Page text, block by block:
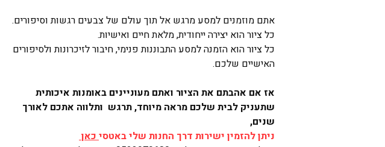
אתם מוזמנים למסע מרגש אל תוך עולם של צבעים רגשות וסיפורים.
כל ציור הוא יצירה ייחודית, מלאת חיים ואישיות.
כל ציור הוא הזמנה למסע התבוננות פנימי, חיבור לזיכרונות ולסיפורים
האישיים שלכם.
אז אם אהבתם את הציור ואתם מעוניינים באומנות איכותית
שתעניק לבית שלכם מראה מיוחד, תרגש  ותלווה אתכם לאורך
שנים,
ניתן להזמין ישירות דרך החנות שלי באטסיכאן